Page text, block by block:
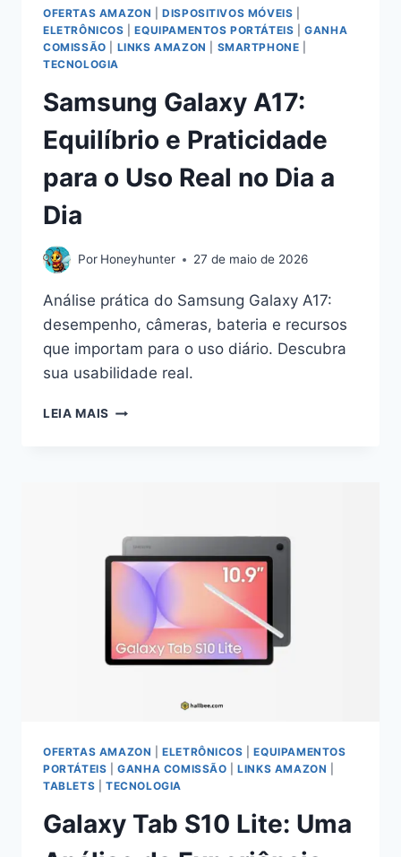
OFERTAS AMAZON |DISPOSITIVOS MÓVEIS
ELETRÔNICOS |EQUIPAMENTOS PORTÁTEIS |GANHA
COMISSÃO
LINKS AMAZON SMARTPHONE
TECNOLOGIA
Samsung Galaxy A17:
Equilíbrio e Praticidade
para o Uso Real no Dia a
Dia
Por Honeyhunter 27 de maio de 2026
Análise prática do Samsung Galaxy A17:
desempenho, câmeras, bateria e recursos
que importam para o uso diário. Descubra
sua usabilidade real.
LEIA MAIS SAMSUNG
USO
REAL
DIA
DIA
OFERTAS AMAZON |ELETRÔNICOS |EQUIPAMENTOS
PORTÁTEIS |GANHA COMISSÃO |LINKS AMAZON
TABLETS
TECNOLOGIA
Galaxy Tab S10 Lite: Uma